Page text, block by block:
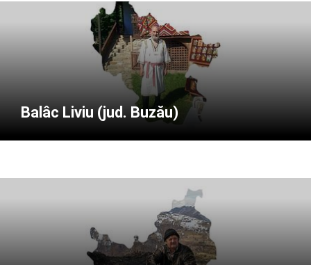
Balâc Liviu (jud. Buzău)